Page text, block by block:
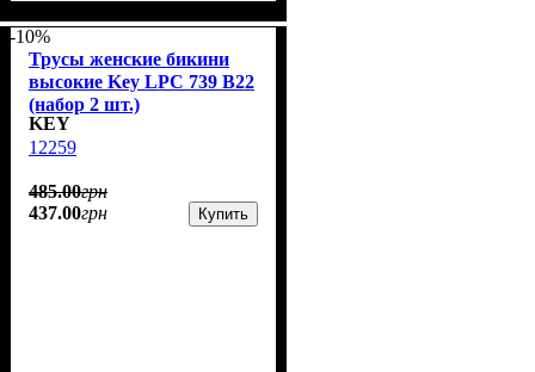
-10%
Трусы женские бикини
высокие Key LPC 739 B22
(набор 2 шт.)
KEY
12259
485.00грн
437.00грн Купить